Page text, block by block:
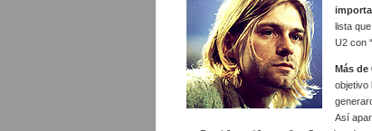
lista
U2 con
Más de
objetivo
Así